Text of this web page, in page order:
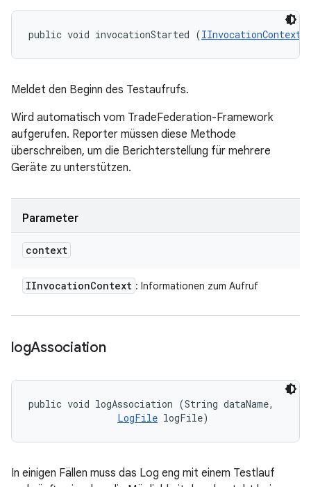
public void invocationStarted (IInvocationContext
Meldet den Beginn des Testaufrufs.
Wird automatisch vom TradeFederation-Framework
aufgerufen. Reporter müssen diese Methode
überschreiben, um die Berichterstellung für mehrere
Geräte zu unterstützen.
Parameter
context
IInvocationContext : Informationen zum Aufruf
logAssociation
public void logAssociation (String dataName,
LogFile logFile)
In einigen Fällen muss das Log eng mit einem Testlauf